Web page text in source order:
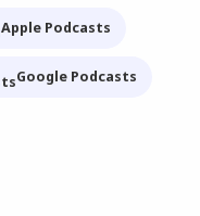
Apple Podcasts
Google Podcasts